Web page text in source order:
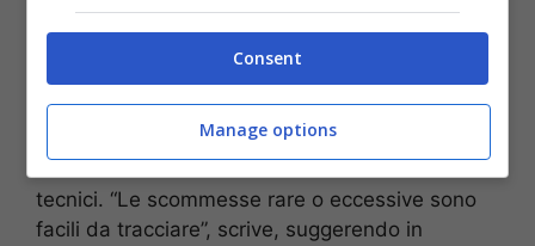
ne ha bisogno.
La presenza delle scommesse comporta un
rischio ulteriore, conclude Relaño, ma si tratta di
tecnici. “Le scommesse rare o eccessive sono
facili da tracciare”, scrive, suggerendo in
Consent
Manage options